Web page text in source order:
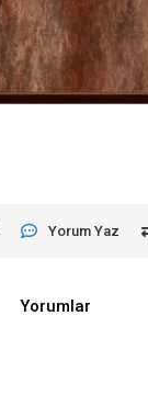
Yorum Yaz
Yorumlar